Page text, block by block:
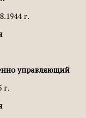
г.
управляющий
г.